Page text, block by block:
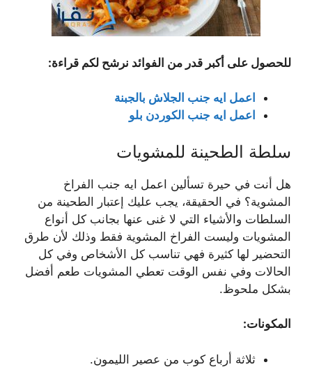
للحصول على أكبر قدر من الفوائد نرشح لكم قراءة:
اعمل ايه جنب الجلاش بالجبنة
اعمل ايه جنب الكوردن بلو
سلطة الطحينة للمشويات
هل أنت في حيرة تسألين اعمل ايه جنب الفراخ
المشوية؟ في الحقيقة، يجب عليك إعتبار الطحينة من
السلطات والأشياء التي لا غنى عنها بجانب كل أنواع
المشويات وليست الفراخ المشوية فقط وذلك لأن طرق
التحضير لها كثيرة فهي تناسب كل الأشخاص وفي كل
الحالات وفي نفس الوقت تعطي المشويات طعم أفضل
بشكل ملحوظ.
المكونات:
ثلاثة أرباع كوب من عصير الليمون.